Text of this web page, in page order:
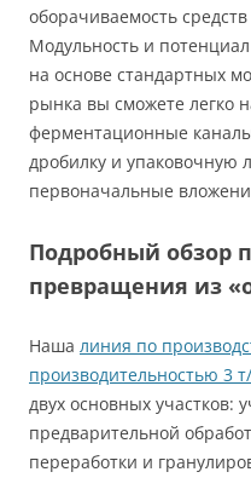
оборачиваемость
Модульность и
на основе стандартных
рынка вы сможете легко
ферментационные
дробилку и упаковочную
первоначальные
Подробный обзор
превращения из
Наша линия по
производительностью 3
двух основных участков:
предварительной
переработки и